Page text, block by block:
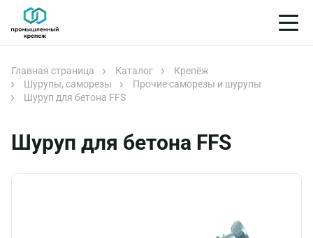
Главная страница Каталог
Крепёж
Шурупы, саморезы
Прочие саморезы и шурупы
Шуруп для бетона FFS
Шуруп для бетона FFS